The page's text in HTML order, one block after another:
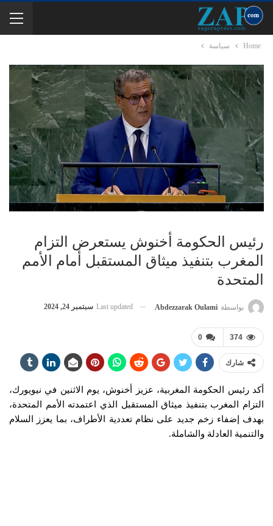
Home سياسة
رئيس الحكومة أخنوش يستعرض التزام
المغرب بتنفيذ ميثاق المستقبل أمام الأمم
المتحدة
بواسطة Abdezzarak Oulami
Last updated سبتمبر 24, 2024
0 374
شارك
أكد رئيس الحكومة المغربية، عزيز أخنوش، يوم الاثنين في نيويورك،
التزام المغرب بتنفيذ ميثاق المستقبل الذي اعتمدته الأمم المتحدة،
بهدف إضفاء زخم جديد على نظام تعددية الأطراف، بما يعزز السلام
والتنمية العادلة والشاملة.